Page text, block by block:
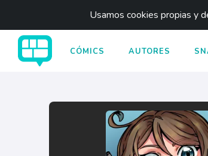
Usamos cookies propias y
CÓMICS AUTORES